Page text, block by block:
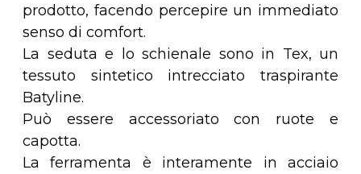
prodotto, facendo percepire un immediato
senso di comfort.
La seduta e lo schienale sono in Tex, un
tessuto sintetico intrecciato traspirante
Batyline.
Può essere accessoriato con ruote e
capotta.
La ferramenta è interamente in acciaio